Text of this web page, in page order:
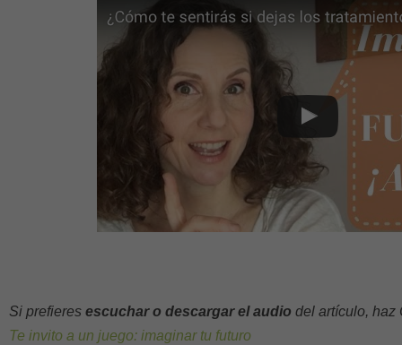
Si prefieres escuchar o descargar el audio del artículo, haz
Te invito a un juego: imaginar tu futuro